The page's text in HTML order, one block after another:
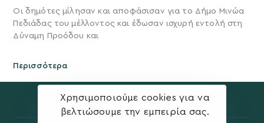
Οι δημότες μίλησαν και αποφάσισαν για το Δήμο Μινώα
Πεδιάδας του μέλλοντος και έδωσαν ισχυρή εντολή στη
Δύναμη Προόδου και
Περισσότερα
Χρησιμοποιούμε cookies για να
βελτιώσουμε την εμπειρία σας.